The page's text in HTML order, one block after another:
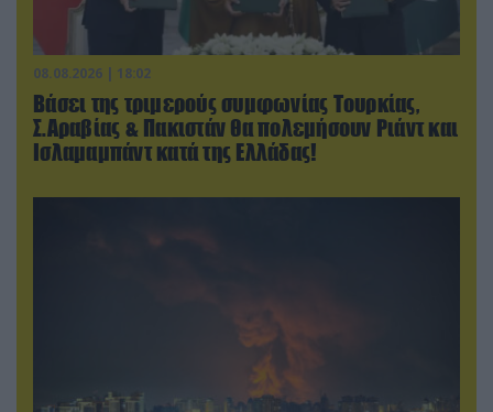
08.08.2026 | 18:02
Βάσει της τριμερούς συμφωνίας Τουρκίας,
Σ.Αραβίας & Πακιστάν θα πολεμήσουν Ριάντ και
Ισλαμαμπάντ κατά της Ελλάδας!